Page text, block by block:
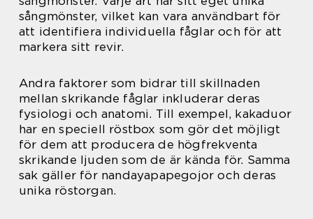
sångmönster, vilket kan vara användbart för
att identifiera individuella fåglar och för att
markera sitt revir.
Andra faktorer som bidrar till skillnaden
mellan skrikande fåglar inkluderar deras
fysiologi och anatomi. Till exempel, kakaduor
har en speciell röstbox som gör det möjligt
för dem att producera de högfrekventa
skrikande ljuden som de är kända för. Samma
sak gäller för nandayapapegojor och deras
unika röstorgan.